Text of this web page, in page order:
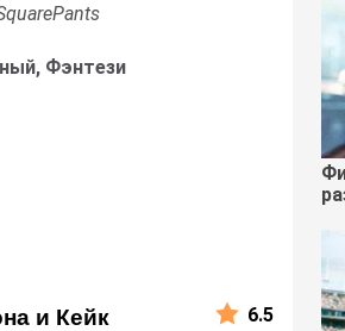
Фэнтези
и Кейк 6.5